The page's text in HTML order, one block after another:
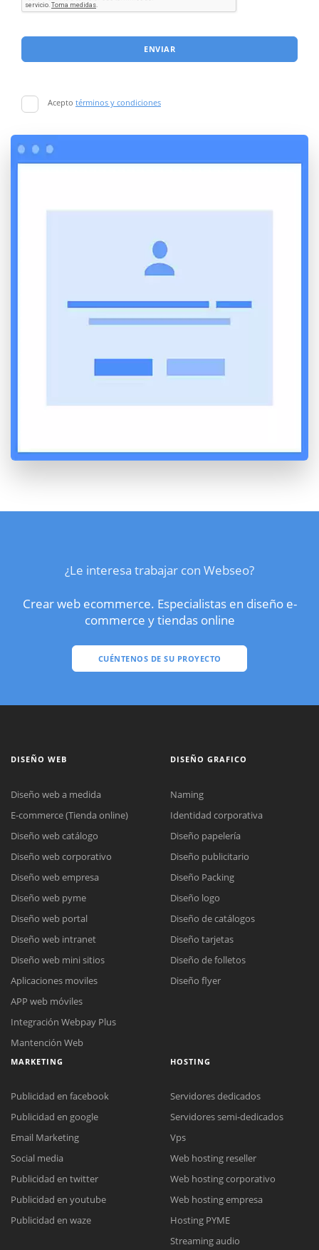
ENVIAR
Acepto términos y condiciones
¿Le interesa trabajar con Webseo?
Crear web ecommerce. Especialistas en diseño e-
commerce y tiendas online
CUÉNTENOS DE SU PROYECTO
Reunión online
Meet para la reunión online.
Cotización
Chat Online
Todos nuestros ejecutivos están fuera de línea. Complete el formulario
DISEÑO WEB
Diseño web a medida
E-commerce (Tienda online)
Diseño web catálogo
Diseño web corporativo
Diseño web empresa
Diseño web pyme
Diseño web portal
Diseño web intranet
Diseño web mini sitios
Aplicaciones moviles
APP web móviles
Integración Webpay Plus
Mantención Web
DISEÑO GRAFICO
Naming
Identidad corporativa
Diseño papelería
Diseño publicitario
Diseño Packing
Diseño logo
Diseño de catálogos
Diseño tarjetas
Diseño de folletos
Diseño flyer
MARKETING
Publicidad en facebook
Publicidad en google
Email Marketing
Social media
Publicidad en twitter
Publicidad en youtube
Publicidad en waze
HOSTING
Servidores dedicados
Servidores semi-dedicados
Vps
Web hosting reseller
Web hosting corporativo
Web hosting empresa
Hosting PYME
Streaming audio